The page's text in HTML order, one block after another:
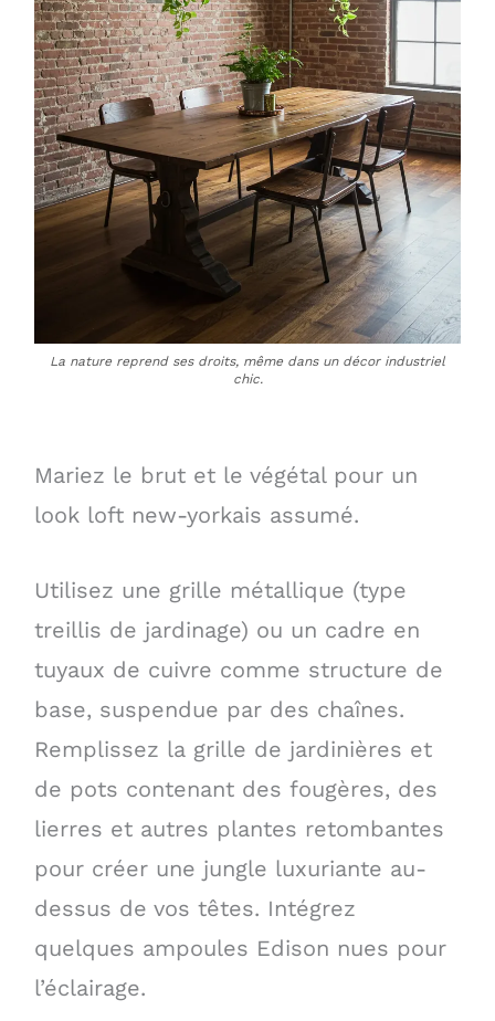
La nature reprend ses droits, même dans un décor industriel
chic.
Mariez le brut et le végétal pour un
look loft new-yorkais assumé.
Utilisez une grille métallique (type
treillis de jardinage) ou un cadre en
tuyaux de cuivre comme structure de
base, suspendue par des chaînes.
Remplissez la grille de jardinières et
de pots contenant des fougères, des
lierres et autres plantes retombantes
pour créer une jungle luxuriante au-
dessus de vos têtes. Intégrez
quelques ampoules Edison nues pour
l’éclairage.